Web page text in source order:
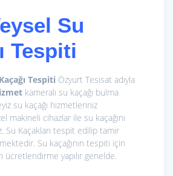
Su
Tespiti
Tespiti Özyurt Tesisat adıyla
kameralı su kaçağı bulma
su kaçağı hizmetleriniz
makineli cihazlar ile su kaçağını
Su Kaçakları tespit edilip tamir
Su kaçağının tespiti için
ücretlendirme yapılır genelde.